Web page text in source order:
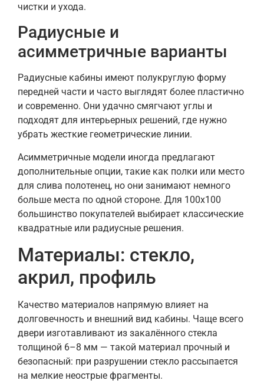
чистки и ухода.
Радиусные и
асимметричные варианты
Радиусные кабины имеют полукруглую форму
передней части и часто выглядят более пластично
и современно. Они удачно смягчают углы и
подходят для интерьерных решений, где нужно
убрать жесткие геометрические линии.
Асимметричные модели иногда предлагают
дополнительные опции, такие как полки или место
для слива полотенец, но они занимают немного
больше места по одной стороне. Для 100х100
большинство покупателей выбирает классические
квадратные или радиусные решения.
Материалы: стекло,
акрил, профиль
Качество материалов напрямую влияет на
долговечность и внешний вид кабины. Чаще всего
двери изготавливают из закалённого стекла
толщиной 6–8 мм — такой материал прочный и
безопасный: при разрушении стекло рассыпается
на мелкие неострые фрагменты.